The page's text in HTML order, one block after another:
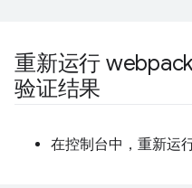
重新运行
验证结果
在控制台中，重新运